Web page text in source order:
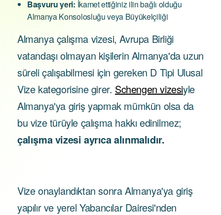
Başvuru yeri: İkamet ettiğiniz ilin bağlı olduğu
Almanya Konsolosluğu veya Büyükelçiliği
Almanya çalışma vizesi, Avrupa Birliği
vatandaşı olmayan kişilerin Almanya'da uzun
süreli çalışabilmesi için gereken D Tipi Ulusal
Vize kategorisine girer. Schengen vizesiyle
Almanya'ya giriş yapmak mümkün olsa da
bu vize türüyle çalışma hakkı edinilmez;
çalışma vizesi ayrıca alınmalıdır.
Vize onaylandıktan sonra Almanya'ya giriş
yapılır ve yerel Yabancılar Dairesi'nden